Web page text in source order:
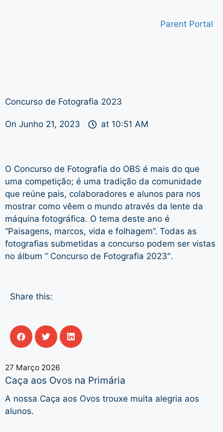
Parent Portal
Concurso de Fotografia 2023
On Junho 21, 2023 at 10:51 AM
O Concurso de Fotografia do OBS é mais do que
uma competição; é uma tradição da comunidade
que reúne pais, colaboradores e alunos para nos
mostrar como vêem o mundo através da lente da
máquina fotográfica. O tema deste ano é
“Paisagens, marcos, vida e folhagem”. Todas as
fotografias submetidas a concurso podem ser vistas
no álbum ” Concurso de Fotografia 2023″.
Share this:
27 Março 2026
Caça aos Ovos na Primária
A nossa Caça aos Ovos trouxe muita alegria aos
alunos.